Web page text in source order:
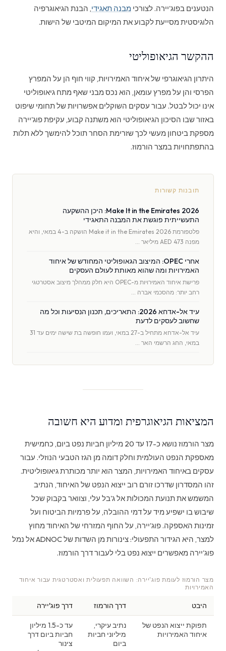
הנטענים בפוג'יירה. לצורכי מבנה תאגידי, הבנת הגיאוגרפיה
הלוגיסטית מסייעת לקבוע את המיקום המיטבי של הישות.
ההקשר הגיאופוליטי
היתרון הגיאוגרפי של איחוד האמירויות, קווי חוף הן על המפרץ
הפרסי והן על מפרץ עומאן, הוא נכס מבני שאף מתח גיאופוליטי
אינו יכול לבטל. עבור עסקים השוקלים אפשרויות של תחומי שיפוט
באזור שבו הסיכון הגיאופוליטי הוא משתנה קבוע, עקיפת פוג'יירה
מספקת ביטחון מעשי לכך שזרימת הסחר תוכל להימשך ללא תלות
בהתפתחויות במצר הורמוז.
תובנות קשורות
Make It in the Emirates 2026: היכן ההשקעה
התעשייתית פוגשת את המבנה התאגידי
פלטפורמת Make it in the Emirates 2026 הושקה ב-4 במאי, והיא
מפנה AED 473 מיליאר …
אחרי OPEC: המיצוב הגאופוליטי המחודש של איחוד
האמירויות ומה שהוא מאותת לעולם העסקים
פרישת איחוד האמירויות מ-OPEC היא חלק ממהלך מיצוב אסטרטגי
רחב יותר: מהסכמי אברה …
עיד אל-אדחא 2026: התאריכים, תכנון הנסיעות וכל מה
שחשוב לעסקים לדעת
עיד אל-אדחא מתחיל ב-27 במאי, ועמו חופשה בת שישה ימים עד 31
במאי, החג הרשמי האר …
המציאות הגיאוגרפית ומדוע היא חשובה
מצר הורמוז נושא כ-17 עד 20 מיליון חביות נפט ביום, כחמישית
מאספקת הנפט העולמית וחלק דומה מן הגז הטבעי הנוזלי. עבור
עסקים באיחוד האמירויות, המצר הוא יותר מכותרת גיאופוליטית.
זהו המסדרון שדרכו זורם רוב ייצוא הנפט של האיחוד, הנתיב
המשמש את תנועת המכולות אל ג'בל עלי, וצוואר בקבוק שכל
שיבוש בו ישפיע מיד על דמי ההובלה, על פרמיות הביטוח ועל
זמינות האספקה. פוג'יירה, על החוף המזרחי של האיחוד מחוץ
למצר, היא הגידור התפעולי: צינורות מן השדות של ADNOC אל נמל
פוג'יירה מאפשרים ייצוא נפט בלי לעבור דרך הורמוז.
מצר הורמוז לעומת פוג'יירה: השוואה תפעולית ואסטרטגית עבור איחוד
האמירויות
היבט דרך הורמוז דרך פוג'יירה
תפוקת ייצוא הנפט של
איחוד האמירויות
נתיב עיקרי,
מיליוני חביות
ביום
עד כ-1.5 מיליון
חביות ביום דרך
צינור